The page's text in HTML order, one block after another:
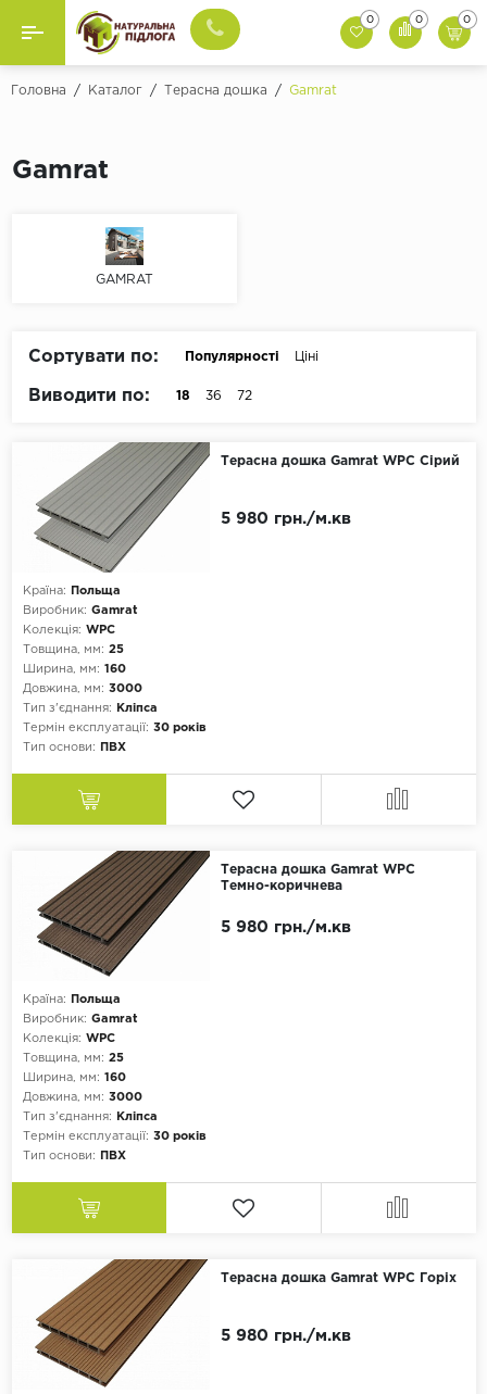
Назад
42 клас
Малюнок
Камінь
SPC Ламінат
Інженерна Дошка
Натуральний Лінолеум
Ковролін і Килимова Плитка
Спортивне ПВХ-Покриття
Гумова Плитка
Паркетна Дошка
Фасадна Дошка
Стінові Панелі
Плінтус
Комплектуючі до терасної дошки
0 0 0
Головна / Каталог / Терасна дошка / Gamrat
Gamrat
GAMRAT
Сортувати по: Популярності Ціні
Виводити по: 18 36 72
Терасна дошка Gamrat WPC Сірий
Країна:
Польща
Виробник: Gamrat
Колекція: WPC
Товщина, мм: 25
Ширина, мм: 160
Довжина, мм: 3000
Тип з'єднання:
Кліпса
Термін експлуатації: 30 років
Тип основи:
ПВХ
5 980 грн./м.кв
Терасна дошка Gamrat WPC
Темно-коричнева
Країна:
Польща
Виробник: Gamrat
Колекція: WPC
Товщина, мм: 25
Ширина, мм: 160
Довжина, мм: 3000
Тип з'єднання:
Кліпса
Термін експлуатації: 30 років
Тип основи:
ПВХ
5 980 грн./м.кв
Терасна дошка Gamrat WPC Горіх
5 980 грн./м.кв